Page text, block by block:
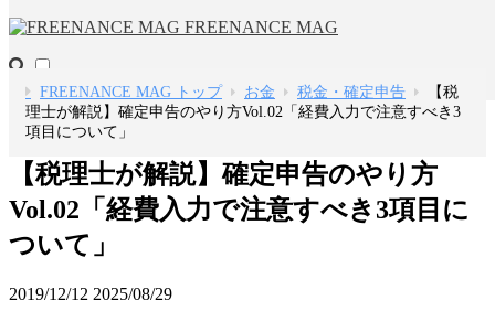
FREENANCE MAG
FREENANCE MAG トップ お金 税金・確定申告
【税
理士が解説】確定申告のやり方Vol.02「経費入力で注意すべき3
項目について」
【税理士が解説】確定申告のやり方
Vol.02「経費入力で注意すべき3項目に
ついて」
2019/12/12 2025/08/29